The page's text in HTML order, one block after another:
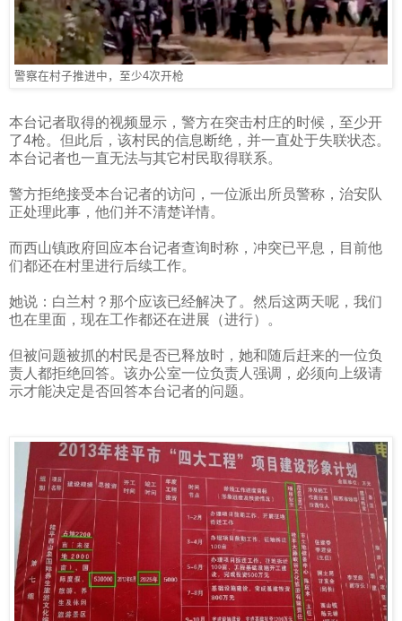
警察在村子推进中，至少4次开枪
本台记者取得的视频显示，警方在突击村庄的时候，至少开
了4枪。但此后，该村民的信息断绝，并一直处于失联状态。
本台记者也一直无法与其它村民取得联系。
警方拒绝接受本台记者的访问，一位派出所员警称，治安队
正处理此事，他们并不清楚详情。
而西山镇政府回应本台记者查询时称，冲突已平息，目前他
们都还在村里进行后续工作。
她说：白兰村？那个应该已经解决了。然后这两天呢，我们
也在里面，现在工作都还在进展（进行）。
但被问题被抓的村民是否已释放时，她和随后赶来的一位负
责人都拒绝回答。该办公室一位负责人强调，必须向上级请
示才能决定是否回答本台记者的问题。